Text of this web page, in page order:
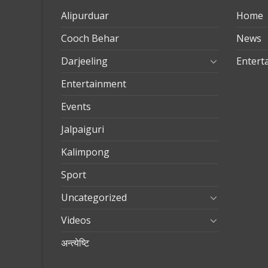
Alipurduar
Cooch Behar
Darjeeling
Entertainment
Events
Jalpaiguri
Kalimpong
Sport
Uncategorized
Videos
अन्त्येष्टि
Home
News